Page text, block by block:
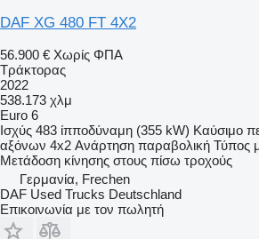
DAF XG 480 FT 4X2
56.900 € Χωρίς ΦΠΑ
Τράκτορας
2022
538.173 χλμ
Euro 6
Ισχύς 483 ίπποδύναμη (355 kW) Καύσιμο
αξόνων 4x2 Ανάρτηση παραβολική Τύπος
Μετάδοση κίνησης στους πίσω τροχούς
Γερμανία, Frechen
DAF Used Trucks Deutschland
Επικοινωνία με τον πωλητή